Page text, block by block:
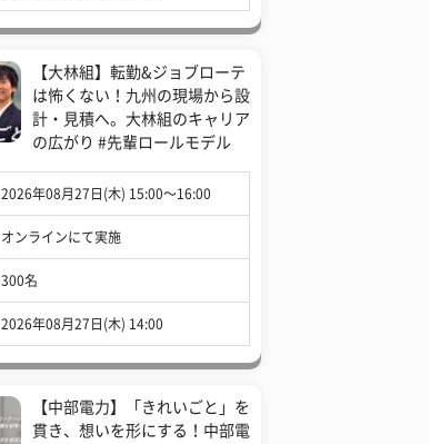
【大林組】転勤&ジョブローテ
は怖くない！九州の現場から設
計・見積へ。大林組のキャリア
の広がり #先輩ロールモデル
2026年08月27日(木) 15:00〜16:00
オンラインにて実施
300名
2026年08月27日(木) 14:00
【中部電力】「きれいごと」を
貫き、想いを形にする！中部電